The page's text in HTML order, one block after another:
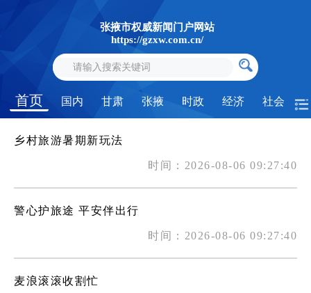
张掖市权威新闻门户网站
https://gzxw.com.cn/
首页 国内 甘肃 张掖 时政 经济 社会
乡村旅游暑期新玩法
时间：2026-08-06 09:27:40
警心护旅途 平安伴出行
时间：2026-08-06 09:27:40
麦浪滚滚收割忙